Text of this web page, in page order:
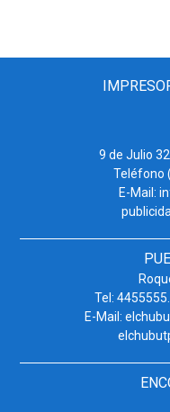
9 de Julio
Teléfono
E-Mail:
Tel:
E-Mail: